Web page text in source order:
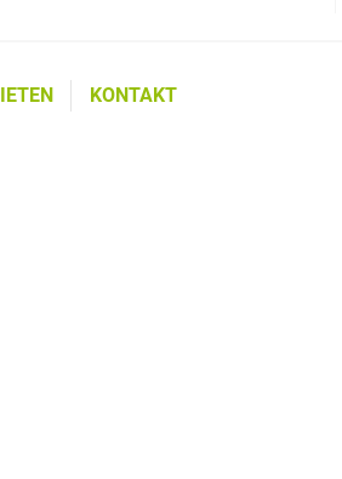
KONTAKT